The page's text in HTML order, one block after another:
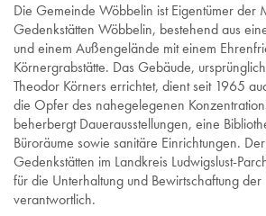
Die Gemeinde Wöbbelin ist Eigentümer der
Gedenkstätten Wöbbelin, bestehend aus
und einem Außengelände mit einem
Körnergrabstätte. Das Gebäude,
Theodor Körners errichtet, dient seit 1965
die Opfer des nahegelegenen
beherbergt Dauerausstellungen, eine
Büroräume sowie sanitäre Einrichtungen.
Gedenkstätten im Landkreis Ludwigslust-
für die Unterhaltung und Bewirtschaftung der
verantwortlich.